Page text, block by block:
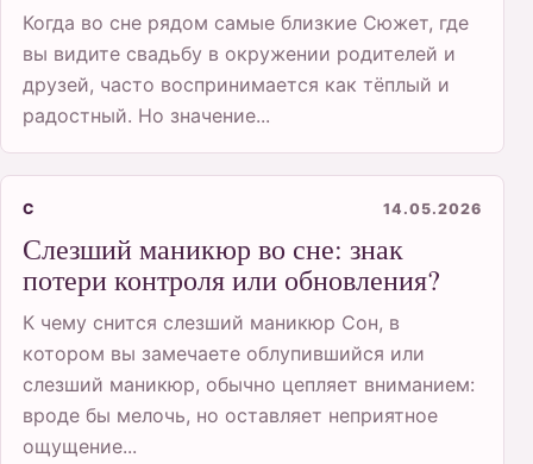
Когда во сне рядом самые близкие Сюжет, где
вы видите свадьбу в окружении родителей и
друзей, часто воспринимается как тёплый и
радостный. Но значение...
С 14.05.2026
Слезший маникюр во сне: знак
потери контроля или обновления?
К чему снится слезший маникюр Сон, в
котором вы замечаете облупившийся или
слезший маникюр, обычно цепляет вниманием:
вроде бы мелочь, но оставляет неприятное
ощущение...